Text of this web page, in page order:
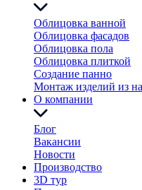
Облицовка ванной
Облицовка фасадов
Облицовка пола
Облицовка плиткой
Создание панно
Монтаж изделий из
О компании
Блог
Вакансии
Новости
Производство
3D тур